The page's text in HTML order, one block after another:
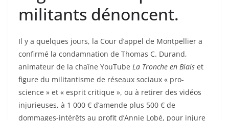
militants dénoncent.
Il y a quelques jours, la Cour d’appel de Montpellier a
confirmé la condamnation de Thomas C. Durand,
animateur de la chaîne YouTube La Tronche en Biais et
figure du militantisme de réseaux sociaux « pro-
science » et « esprit critique », ou à retirer des vidéos
injurieuses, à 1 000 € d’amende plus 500 € de
dommages-intérêts au profit d’Annie Lobé, pour injure